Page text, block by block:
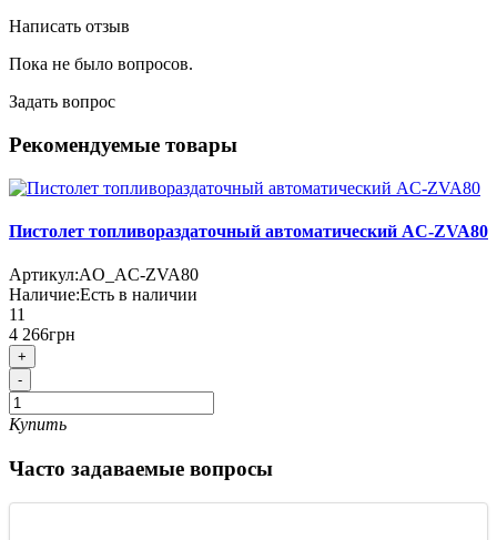
Написать отзыв
Пока не было вопросов.
Задать вопрос
Рекомендуемые товары
Пистолет топливораздаточный автоматический AC-ZVA80
Артикул:AO_AC-ZVA80
Наличие:Есть в наличии
11
4 266грн
+
-
Купить
Часто задаваемые вопросы